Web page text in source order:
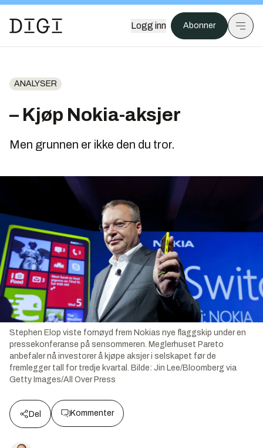
Logg inn Abonner
ANALYSER
– Kjøp Nokia-aksjer
Men grunnen er ikke den du tror.
Stephen Elop viste fornøyd frem Nokias nye flaggskip under en
pressekonferanse på sensommeren. Meglerhuset Pareto
anbefaler nå investorer å kjøpe aksjer i selskapet før de
fremlegger tall for tredje kvartal. Bilde: Jin Lee/Bloomberg via
Getty Images/All Over Press
Del Kommenter